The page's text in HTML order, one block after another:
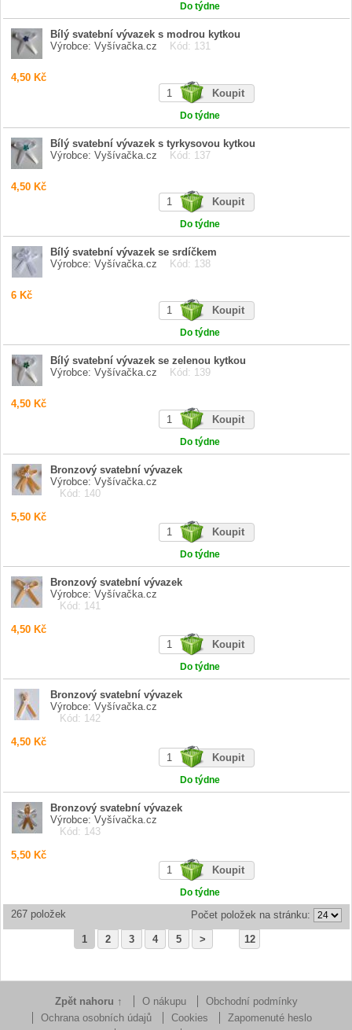
Do týdne
Bílý svatební vývazek s modrou kytkou
Výrobce: Vyšívačka.cz
Kód: 131
Do týdne
4,50 Kč
Bílý svatební vývazek s tyrkysovou kytkou
Výrobce: Vyšívačka.cz Kód: 137
Do týdne
4,50 Kč
Bílý svatební vývazek se srdíčkem
Výrobce: Vyšívačka.cz
Kód: 138
Do týdne
6 Kč
Bílý svatební vývazek se zelenou kytkou
Výrobce: Vyšívačka.cz
Kód: 139
Do týdne
4,50 Kč
Bronzový svatební vývazek
Výrobce: Vyšívačka.cz
Kód: 140
Do týdne
5,50 Kč
Bronzový svatební vývazek
Výrobce: Vyšívačka.cz
Kód: 141
Do týdne
4,50 Kč
Bronzový svatební vývazek
Výrobce: Vyšívačka.cz
Kód: 142
Do týdne
4,50 Kč
Bronzový svatební vývazek
Výrobce: Vyšívačka.cz
Kód: 143
Do týdne
5,50 Kč
267 položek Počet položek na stránku:
1 2 3 4 5 > 12
Zpět nahoru ↑ O nákupu
Obchodní podmínky
Ochrana osobních údajů
Cookies
Zapomenuté heslo